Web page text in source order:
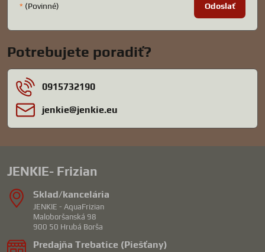
* (Povinné) Odoslať
Potrebujete poradiť?
0915732190
jenkie​@jenkie​.eu
JENKIE- Frizian
Sklad/kancelária
JENKIE - AquaFrizian
Maloboršanská 98
900 50 Hrubá Borša
Predajňa Trebatice (Piešťany)